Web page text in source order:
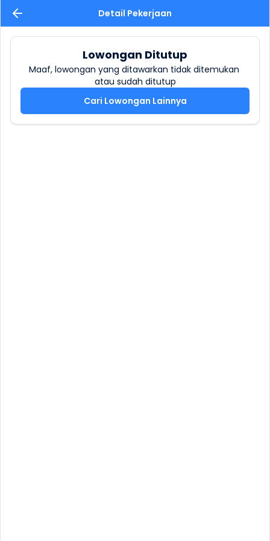
Detail Pekerjaan
Lowongan Ditutup
Maaf, lowongan yang ditawarkan tidak ditemukan
atau sudah ditutup
Cari Lowongan Lainnya